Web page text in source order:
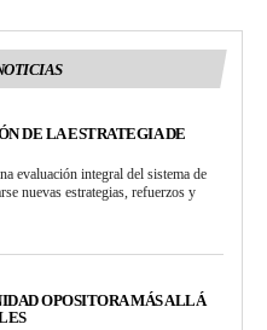
DE LA ESTRATEGIA DE
evaluación integral del sistema de
nuevas estrategias, refuerzos y
OPOSITORA MÁS ALLÁ